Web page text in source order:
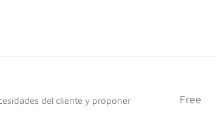
del cliente y proponer
Free